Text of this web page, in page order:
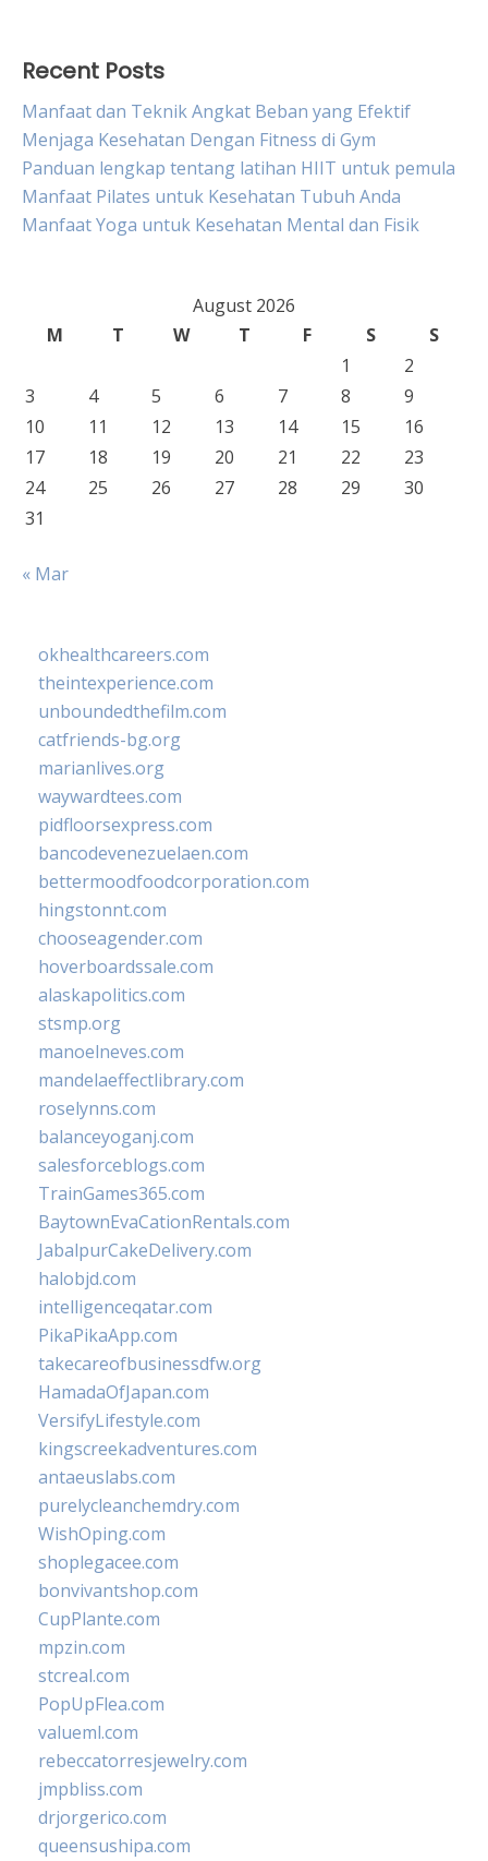
Recent Posts
Manfaat dan Teknik Angkat Beban yang Efektif
Menjaga Kesehatan Dengan Fitness di Gym
Panduan lengkap tentang latihan HIIT untuk pemula
Manfaat Pilates untuk Kesehatan Tubuh Anda
Manfaat Yoga untuk Kesehatan Mental dan Fisik
August 2026
M
T W T F S
S
1
2
3
4 5 6 7 8
9
10
11 12 13 14 15
16
17
18 19 20 21 22
23
24
25 26 27 28 29
30
31
« Mar
okhealthcareers.com
theintexperience.com
unboundedthefilm.com
catfriends-bg.org
marianlives.org
waywardtees.com
pidfloorsexpress.com
bancodevenezuelaen.com
bettermoodfoodcorporation.com
hingstonnt.com
chooseagender.com
hoverboardssale.com
alaskapolitics.com
stsmp.org
manoelneves.com
mandelaeffectlibrary.com
roselynns.com
balanceyoganj.com
salesforceblogs.com
TrainGames365.com
BaytownEvaCationRentals.com
JabalpurCakeDelivery.com
halobjd.com
intelligenceqatar.com
PikaPikaApp.com
takecareofbusinessdfw.org
HamadaOfJapan.com
VersifyLifestyle.com
kingscreekadventures.com
antaeuslabs.com
purelycleanchemdry.com
WishOping.com
shoplegacee.com
bonvivantshop.com
CupPlante.com
mpzin.com
stcreal.com
PopUpFlea.com
valueml.com
rebeccatorresjewelry.com
jmpbliss.com
drjorgerico.com
queensushipa.com